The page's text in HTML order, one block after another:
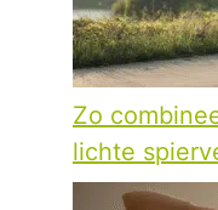
Zo
lichte